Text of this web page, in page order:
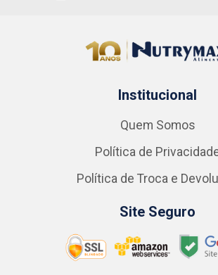
Institucional
Quem Somos
Política de
Política de Troca e
Site Seguro